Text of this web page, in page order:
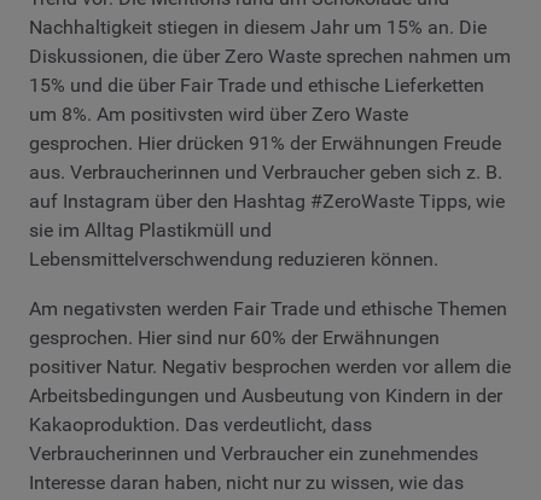
Nachhaltigkeit stiegen in diesem Jahr um 15% an. Die
Diskussionen, die über Zero Waste sprechen nahmen um
15% und die über Fair Trade und ethische Lieferketten
um 8%. Am positivsten wird über Zero Waste
gesprochen. Hier drücken 91% der Erwähnungen Freude
aus. Verbraucherinnen und Verbraucher geben sich z. B.
auf Instagram über den Hashtag #ZeroWaste Tipps, wie
sie im Alltag Plastikmüll und
Lebensmittelverschwendung reduzieren können.
Am negativsten werden Fair Trade und ethische Themen
gesprochen. Hier sind nur 60% der Erwähnungen
positiver Natur. Negativ besprochen werden vor allem die
Arbeitsbedingungen und Ausbeutung von Kindern in der
Kakaoproduktion. Das verdeutlicht, dass
Verbraucherinnen und Verbraucher ein zunehmendes
Interesse daran haben, nicht nur zu wissen, wie das